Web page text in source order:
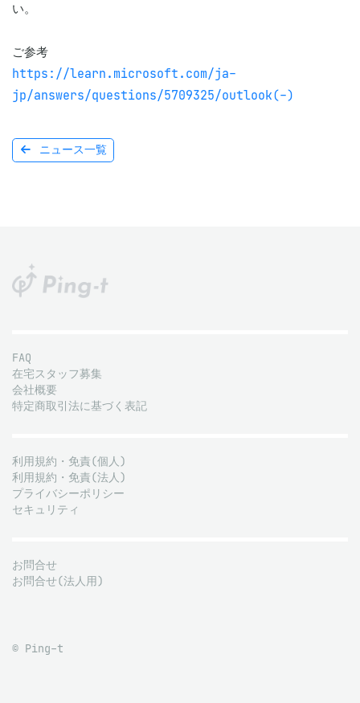
い。
https://learn.microsoft.com/ja-
jp/answers/questions/5709325/outlook(-)
ニュース一覧
FAQ
在宅スタッフ募集
会社概要
特定商取引法に基づく表記
利用規約・免責(個人)
利用規約・免責(法人)
プライバシーポリシー
セキュリティ
お問合せ
お問合せ(法人用)
© Ping-t